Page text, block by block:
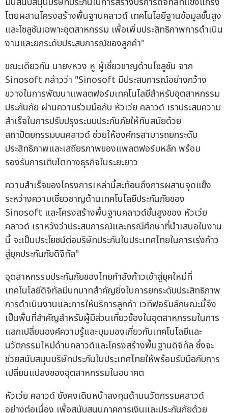
โดยผสานโครงสร้างพื้นฐานคลาวด์ เทคโนโลยีฐานข้อมูลขั้นสูง
และโซลูชันเฉพาะอุตสาหกรรม เพื่อเพิ่มประสิทธิภาพการดำเนิน
งานและยกระดับประสบการณ์ของลูกค้า"
ขณะเดียวกัน นายvหวง หู ผู้เชี่ยวชาญด้านโซลูชัน จาก
Sinosoft กล่าวว่า "Sinosoft มีประสบการณ์อย่างกว้าง
ขวางในการพัฒนาแพลตฟอร์มเทคโนโลยีสำหรับอุตสาหกรรม
ประกันภัย ผ่านความร่วมมือกับ หัวเว่ย คลาวด์ เราประสบความ
สำเร็จในการปรับปรุงระบบประกันภัยให้ทันสมัยด้วย
สถาปัตยกรรมบนคลาวด์ ช่วยให้องค์กรสามารถยกระดับ
ประสิทธิภาพและเสถียรภาพของแพลตฟอร์มหลัก พร้อม
รองรับการเติบโตทางธุรกิจในระยะยาว
ความสำเร็จของโครงการเหล่านี้สะท้อนถึงการผสานจุดแข็ง
ระหว่างความเชี่ยวชาญด้านเทคโนโลยีประกันภัยของ
Sinosoft และโครงสร้างพื้นฐานคลาวด์ขั้นสูงของ หัวเว่ย
คลาวด์ เราหวังว่าประสบการณ์และกรณีศึกษาที่นำเสนอในงาน
นี้ จะเป็นประโยชน์ต่อบริษัทประกันในประเทศไทยในการเร่งก้าว
สู่ยุคประกันภัยดิจิทัล"
อุตสาหกรรมประกันภัยของไทยกำลังก้าวเข้าสู่ยุคใหม่ที่
เทคโนโลยีดิจิทัลมีบทบาทสำคัญยิ่งในการยกระดับประสิทธิภาพ
การดำเนินงานและการให้บริการลูกค้า เวทีฟอรัมลักษณะนี้จึง
เป็นพื้นที่สำคัญสำหรับผู้มีส่วนเกี่ยวข้องในอุตสาหกรรมในการ
แลกเปลี่ยนองค์ความรู้และมุมมองเกี่ยวกับเทคโนโลยีและ
นวัตกรรมใหม่ด้านคลาวด์และโครงสร้างพื้นฐานดิจิทัล ซึ่งจะ
ช่วยสนับสนุนบริษัทประกันในประเทศไทยให้พร้อมรับมือกับการ
เปลี่ยนแปลงของอุตสาหกรรมในอนาคต
หัวเว่ย คลาวด์ ยังคงเดินหน้าลงทุนด้านนวัตกรรมคลาวด์
อย่างต่อเนื่อง เพื่อสนับสนุนภาคการเงินและประกันภัยด้วย